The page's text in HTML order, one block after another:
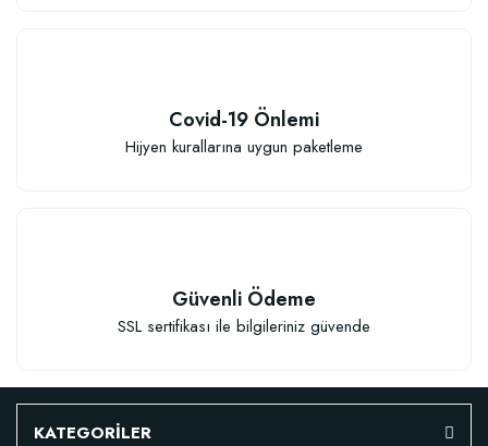
Covid-19 Önlemi
Hijyen kurallarına uygun paketleme
Güvenli Ödeme
SSL sertifikası ile bilgileriniz güvende
KATEGORİLER